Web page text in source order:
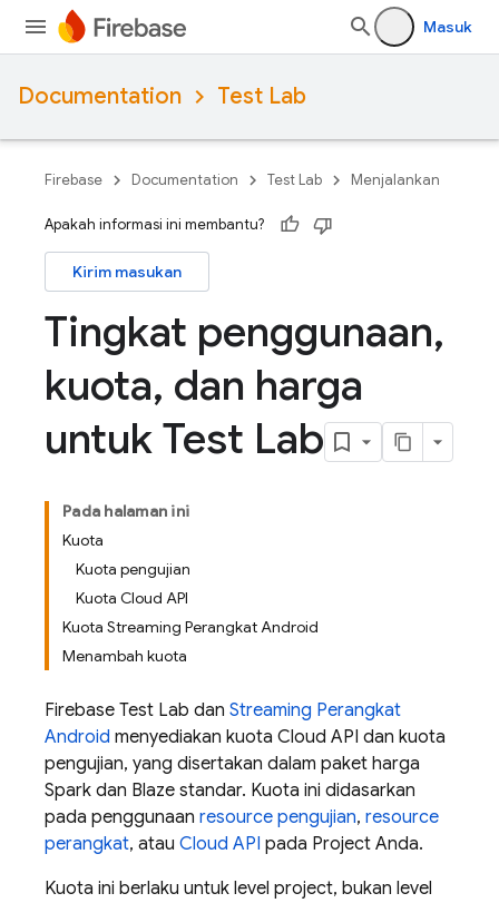
Masuk
Documentation Test Lab
Firebase Documentation Test Lab Menjalankan
Apakah informasi ini membantu?
Kirim masukan
Tingkat penggunaan,
kuota, dan harga
untuk Test Lab
Pada halaman ini
Kuota
Kuota pengujian
Kuota Cloud API
Kuota Streaming Perangkat Android
Menambah kuota
Firebase Test Lab dan Streaming Perangkat
Android menyediakan kuota Cloud API dan kuota
pengujian, yang disertakan dalam paket harga
Spark dan Blaze standar. Kuota ini didasarkan
pada penggunaan resource pengujian, resource
perangkat, atau Cloud API pada Project Anda.
Kuota ini berlaku untuk level project, bukan level